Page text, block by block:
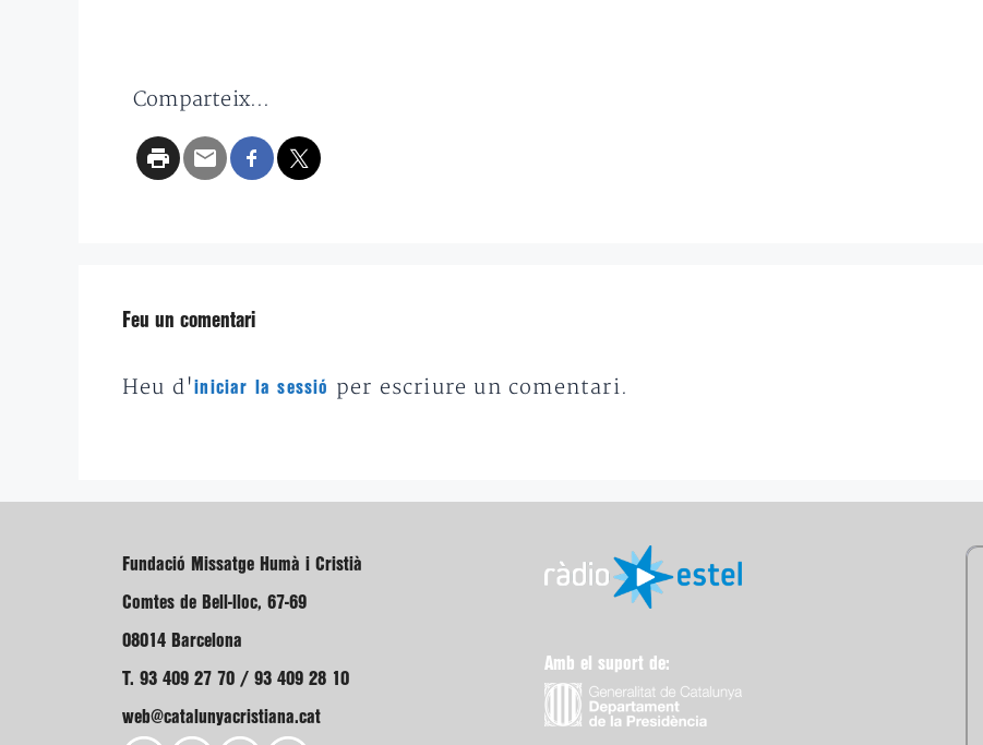
Comparteix...
Feu un comentari
Heu d'iniciar la sessió per escriure un comentari.
Fundació Missatge Humà i Cristià
Comtes de Bell-lloc, 67-69
08014 Barcelona
T. 93 409 27 70 / 93 409 28 10
web@catalunyacristiana.cat
Amb el suport de: